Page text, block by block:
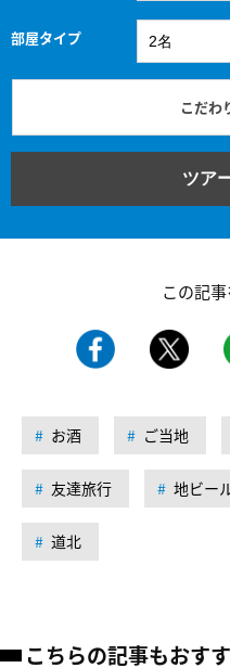
部屋タイプ
こだわ
ツア
この記
お酒 ご当地
友達旅行 地ビー
道北
こちらの記事もおす